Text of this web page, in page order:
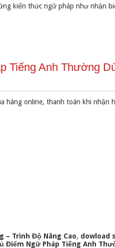
kiến thức ngữ pháp như nhận
Tiếng Anh Thường
hàng online, thanh toán khi nhận
– Trình Độ Nâng Cao, dowload
Điểm Ngữ Pháp Tiếng Anh